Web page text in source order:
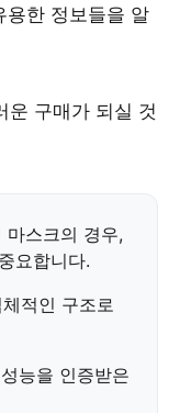
용한 정보들을 알
운 구매가 되실 것
마스크의 경우,
요합니다.
적인 구조로
능을 인증받은